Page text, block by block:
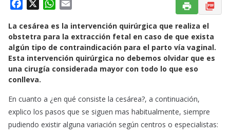
c
e
b
o
o
W
a
t
s
A
a
i
l
La cesárea es la intervención quirúrgica que realiza el
obstetra para la extracción fetal en caso de que exista
algún tipo de contraindicación para el parto vía vaginal.
Esta intervención quirúrgica no debemos olvidar que es
una cirugía considerada mayor con todo lo que eso
conlleva.
En cuanto a ¿en qué consiste la cesárea?, a continuación,
explico los pasos que se siguen mas habitualmente, siempre
pudiendo existir alguna variación según centros o especialistas: